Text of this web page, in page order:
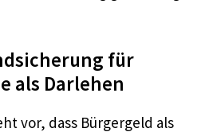
für
als Darlehen
vor, dass Bürgergeld als